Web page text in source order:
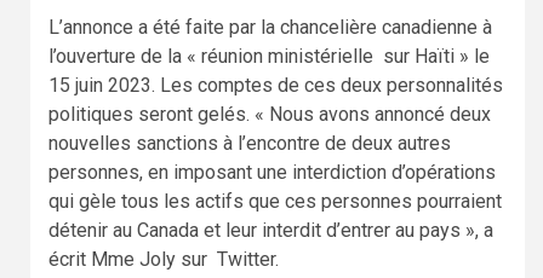
L’annonce a été faite par la chancelière canadienne à
l’ouverture de la « réunion ministérielle sur Haïti » le
15 juin 2023. Les comptes de ces deux personnalités
politiques seront gelés. « Nous avons annoncé deux
nouvelles sanctions à l’encontre de deux autres
personnes, en imposant une interdiction d’opérations
qui gèle tous les actifs que ces personnes pourraient
détenir au Canada et leur interdit d’entrer au pays », a
écrit Mme Joly sur Twitter.